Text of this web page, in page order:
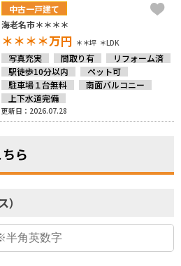
中古一戸建て
海老名市＊＊＊＊
＊＊＊＊万円 ＊＊坪 ＊LDK
写真充実 間取り有
リフォーム済
駅徒歩10分以内
ペット可
駐車場１台無料
南面バルコニー
上下水道完備
更新日：2026.07.28
ら